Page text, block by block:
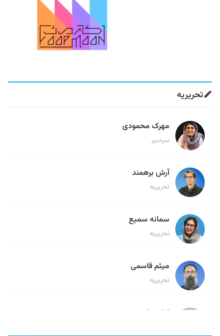
تحریریه
مهرک محمودی
سردبیر
آرش برهمند
تحریریه
سمانه سمیع
تحریریه
میثم قاسمی
تحریریه
لیلا حنارود